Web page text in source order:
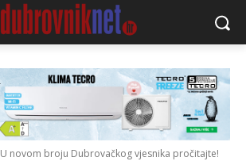
U novom broju Dubrovačkog vjesnika pročitajte!